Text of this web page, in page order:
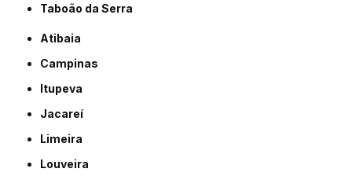
Taboão da Serra
Atibaia
Campinas
Itupeva
Jacareí
Limeira
Louveira